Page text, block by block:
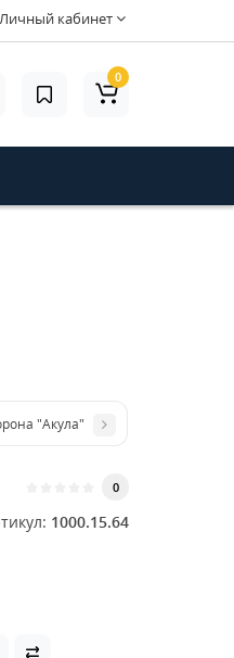
Личный кабинет
0
"Акула"
0
1000.15.64